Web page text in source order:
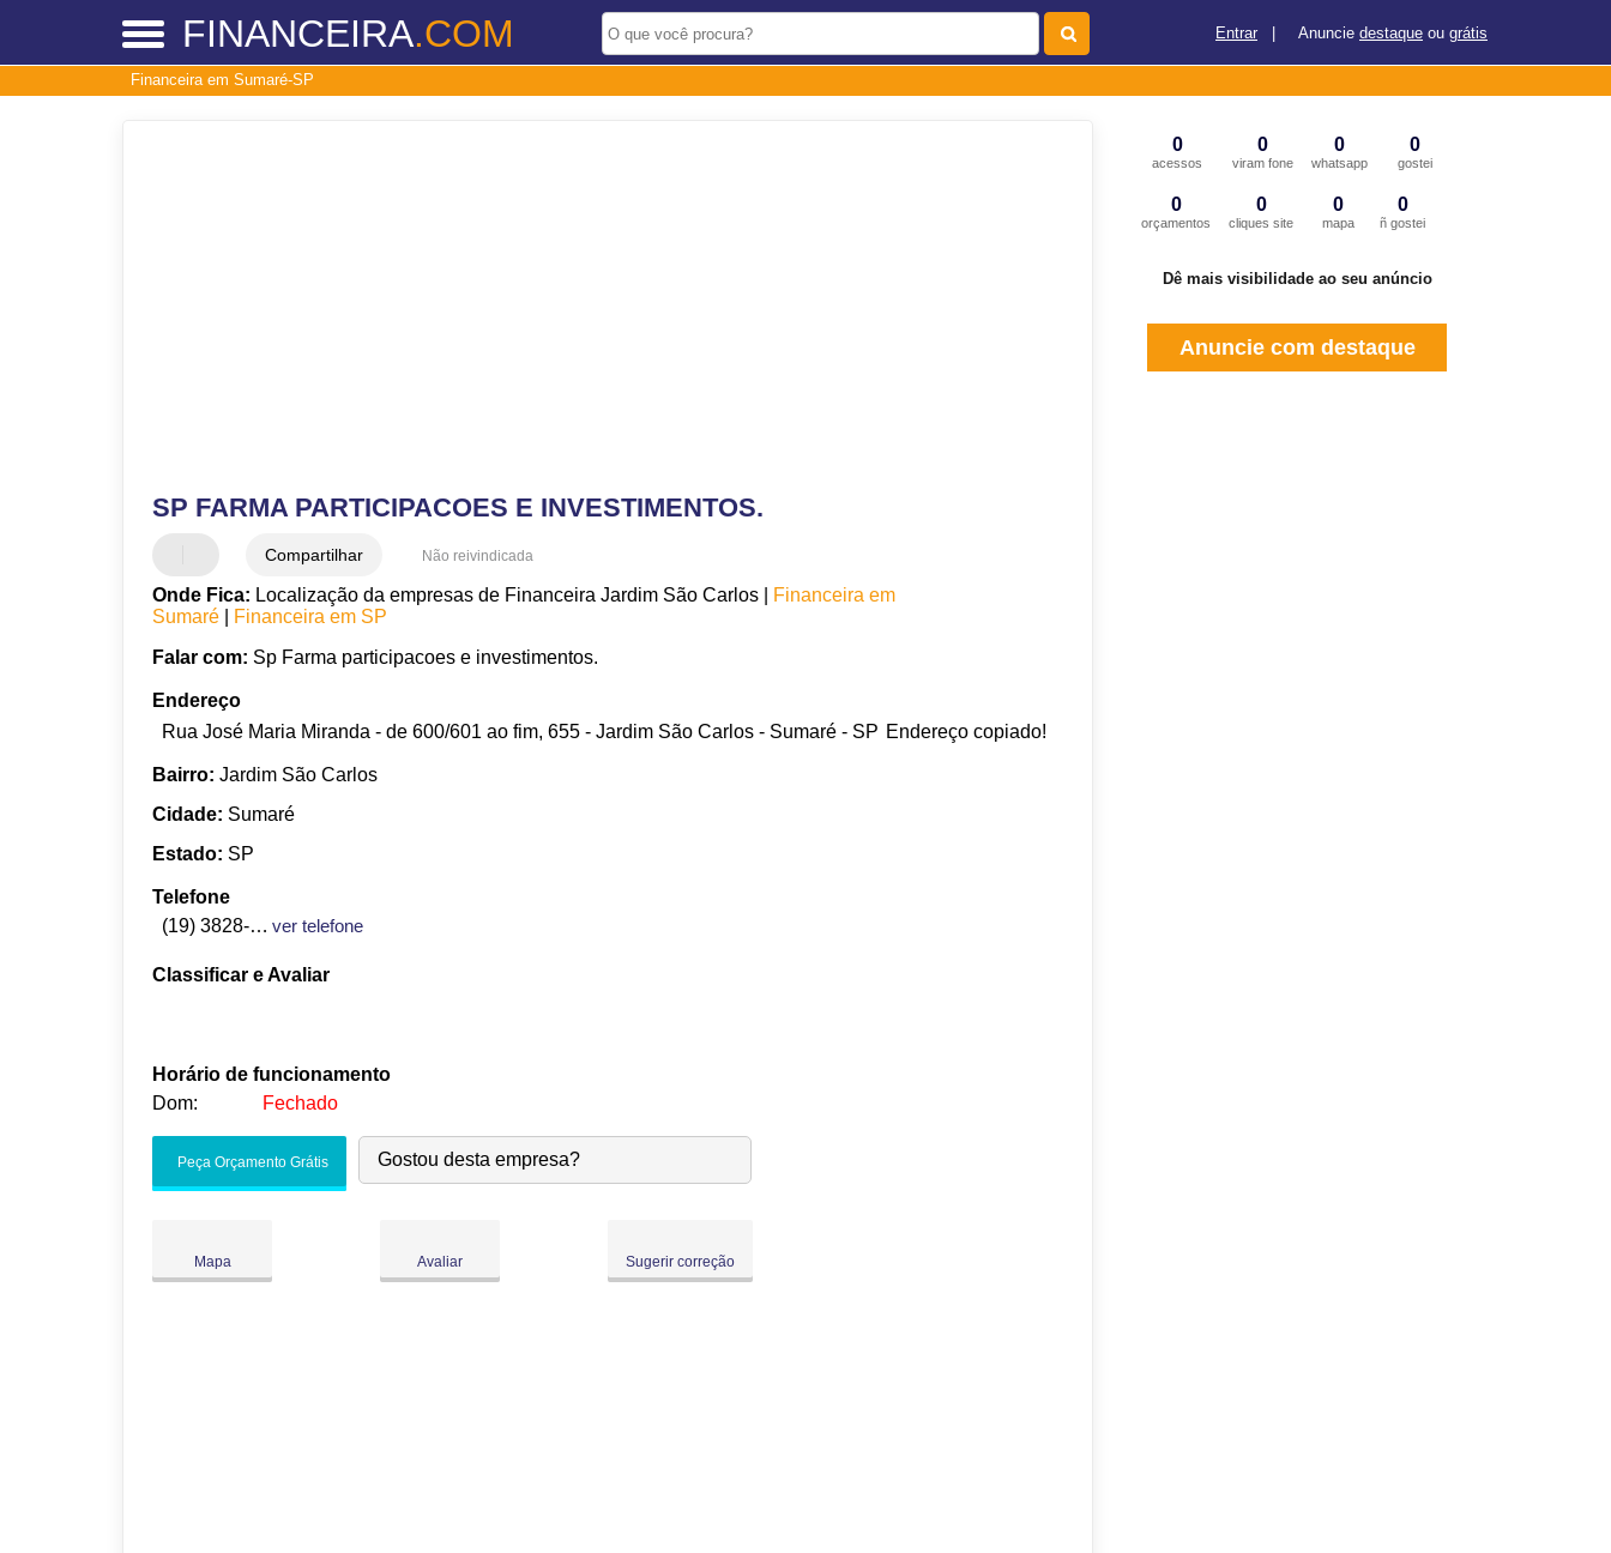
FINANCEIRA.COM Entrar Anuncie destaque ou grátis
Financeira em Sumaré-SP
SP FARMA PARTICIPACOES E INVESTIMENTOS.
Compartilhar Não reivindicada
Onde Fica: Localização da empresas de Financeira Jardim São Carlos |
Financeira em
Sumaré
Financeira em SP
Falar com: Sp Farma participacoes e investimentos.
Endereço
Rua José Maria Miranda - de 600/601 ao fim, 655 - Jardim São Carlos - Sumaré - SP Endereço copiado!
Bairro: Jardim São Carlos
Cidade: Sumaré
Estado: SP
Telefone
(19) 3828-1440
ver telefone
Classificar e Avaliar
Horário de funcionamento
Dom:
Fechado
Sex:
Peça Orçamento Grátis Gostou desta empresa?
Mapa Avaliar Sugerir correção
0
acessos
0
viram fone
0
whatsapp
0
gostei
0
orçamentos
0
cliques site
0
mapa
0
ñ gostei
Dê mais visibilidade ao seu anúncio
Anuncie com destaque